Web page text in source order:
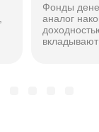
Фонды
аналог